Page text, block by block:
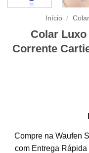
Início /
Colar Luxo
Corrente
Compre na Waufen
com Entrega